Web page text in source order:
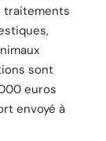
traitements
sont
euros
envoyé à